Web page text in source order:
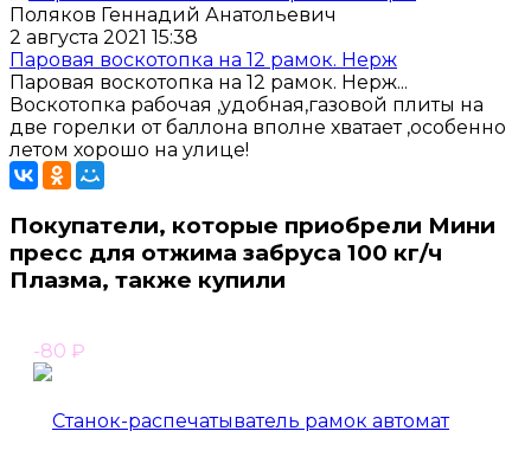
Поляков Геннадий Анатольевич
2 августа 2021 15:38
Паровая воскотопка на 12 рамок. Нерж
Паровая воскотопка на 12 рамок. Нерж...
Воскотопка рабочая ,удобная,газовой плиты на
две горелки от баллона вполне хватает ,особенно
летом хорошо на улице!
Покупатели, которые приобрели Мини
пресс для отжима забруса 100 кг/ч
Плазма, также купили
-80 ₽